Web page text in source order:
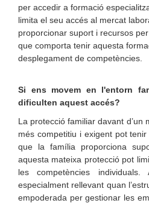
per accedir a formació
limita el seu accés al mercat
proporcionar suport i recursos
que comporta tenir aquesta
desplegament de competències.
Si ens movem en l'entorn
dificulten aquest accés?
La protecció familiar davant d’un
més competitiu i exigent pot
que la família proporciona
aquesta mateixa protecció pot
les competències individuals.
especialment rellevant quan
empoderada per gestionar les